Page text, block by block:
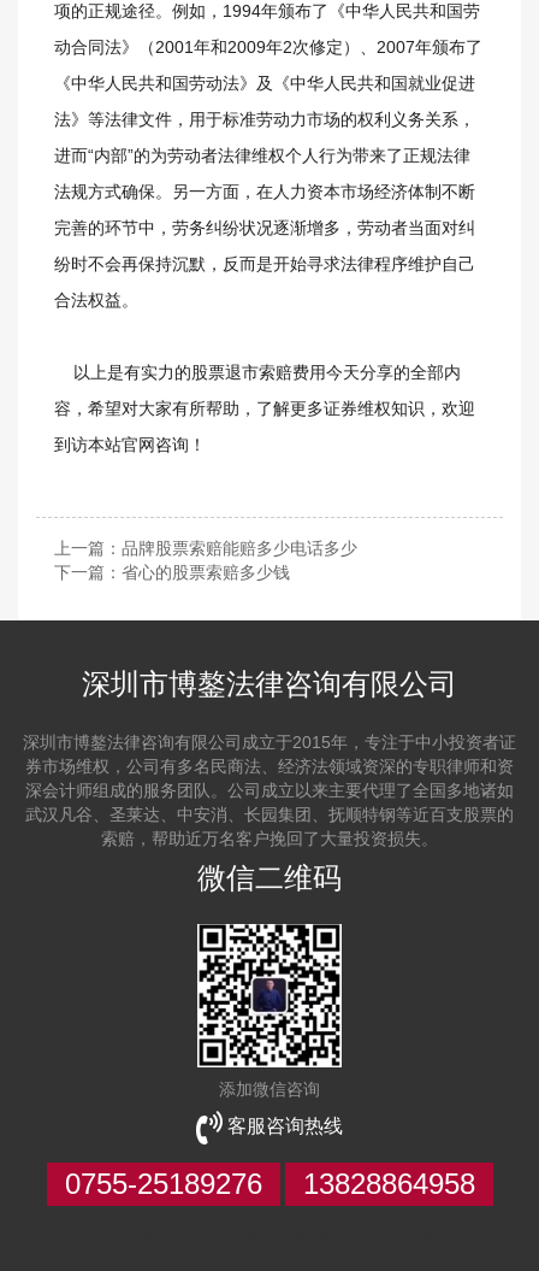
项的正规途径。例如，1994年颁布了《中华人民共和国劳
动合同法》（2001年和2009年2次修定）、2007年颁布了
《中华人民共和国劳动法》及《中华人民共和国就业促进
法》等法律文件，用于标准劳动力市场的权利义务关系，
进而“内部”的为劳动者法律维权个人行为带来了正规法律
法规方式确保。另一方面，在人力资本市场经济体制不断
完善的环节中，劳务纠纷状况逐渐增多，劳动者当面对纠
纷时不会再保持沉默，反而是开始寻求法律程序维护自己
合法权益。
以上是有实力的股票退市索赔费用今天分享的全部内
容，希望对大家有所帮助，了解更多证券维权知识，欢迎
到访本站官网咨询！
上一篇： 品牌股票索赔能赔多少电话多少
下一篇： 省心的股票索赔多少钱
深圳市博鏊法律咨询有限公司
深圳市博鏊法律咨询有限公司成立于2015年，专注于中小投资者证
券市场维权，公司有多名民商法、经济法领域资深的专职律师和资
深会计师组成的服务团队。公司成立以来主要代理了全国多地诸如
武汉凡谷、圣莱达、中安消、长园集团、抚顺特钢等近百支股票的
索赔，帮助近万名客户挽回了大量投资损失。
微信二维码
添加微信咨询
客服咨询热线
0755-25189276 13828864958